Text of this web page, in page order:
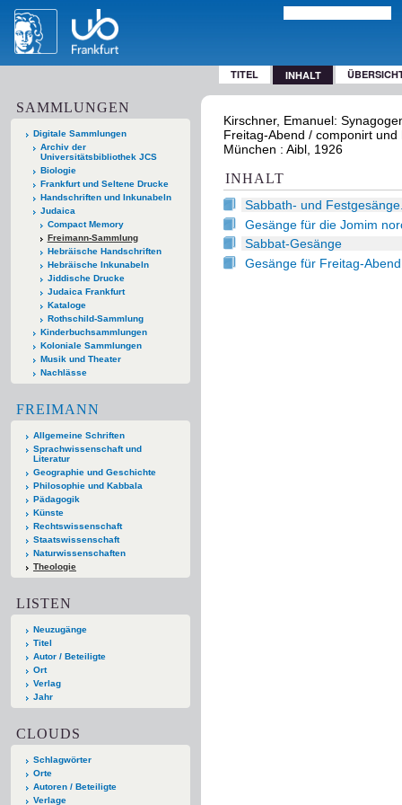
TITEL INHALT
SAMMLUNGEN
Digitale Sammlungen
Archiv der
Universitätsbibliothek JCS
Biologie
Frankfurt und Seltene Drucke
Handschriften und Inkunabeln
Judaica
Compact Memory
Freimann-Sammlung
Hebräische Handschriften
Hebräische Inkunabeln
Jiddische Drucke
Judaica Frankfurt
Kataloge
Rothschild-Sammlung
Kinderbuchsammlungen
Koloniale Sammlungen
Musik und Theater
Nachlässe
FREIMANN
Allgemeine Schriften
Sprachwissenschaft und
Literatur
Geographie und Geschichte
Philosophie und Kabbala
Pädagogik
Künste
Rechtswissenschaft
Staatswissenschaft
Naturwissenschaften
Theologie
LISTEN
Neuzugänge
Titel
Autor / Beteiligte
Ort
Verlag
Jahr
CLOUDS
Schlagwörter
Orte
Autoren / Beteiligte
Verlage
Kirschner, Emanuel:
Freitag-Abend / componirt
München : Aibl, 1926
INHALT
Sabbath- und
Gesänge für die Jomim
Sabbat-Gesänge
Gesänge für Freitag-Abend